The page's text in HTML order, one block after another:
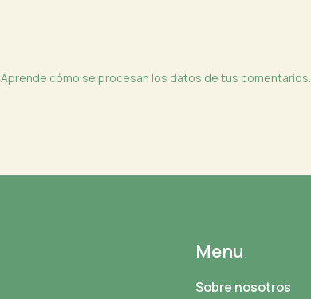
Aprende cómo se procesan los datos de tus comentarios.
Menu
Sobre nosotros